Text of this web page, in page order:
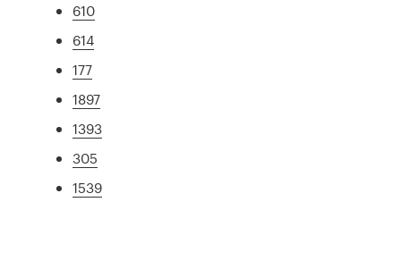
610
614
177
1897
1393
305
1539